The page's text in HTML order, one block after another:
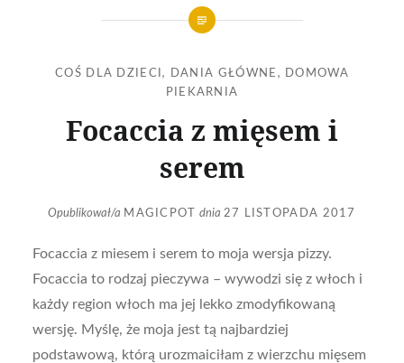
COŚ DLA DZIECI, DANIA GŁÓWNE ,
DOMOWA
PIEKARNIA
Focaccia z mięsem i
serem
Opublikował/a MAGICPOT dnia 27 LISTOPADA 2017
Focaccia z miesem i serem to moja wersja pizzy.
Focaccia to rodzaj pieczywa – wywodzi się z włoch i
każdy region włoch ma jej lekko zmodyfikowaną
wersję. Myślę, że moja jest tą najbardziej
podstawową, którą urozmaiciłam z wierzchu mięsem